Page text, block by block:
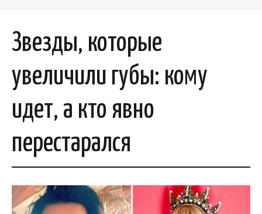
Звезды, которые
увеличили губы: кому
идет, а кто явно
перестарался